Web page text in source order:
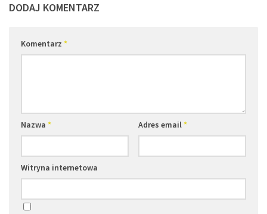
DODAJ KOMENTARZ
Komentarz *
Nazwa * Adres email*
Witryna internetowa